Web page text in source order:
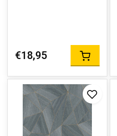
€18,95